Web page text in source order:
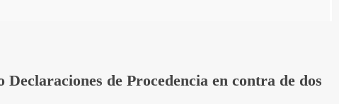
Declaraciones de Procedencia en contra de dos